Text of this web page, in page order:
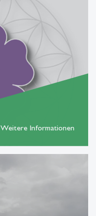
Weitere Informationen